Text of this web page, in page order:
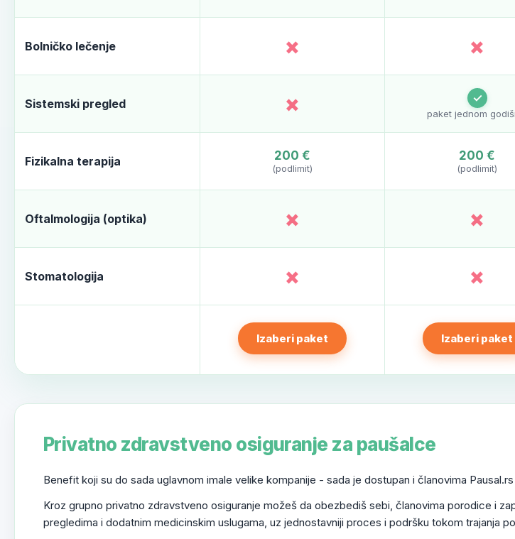
Bolničko lečenje × ×
Sistemski pregled × ✓
paket jednom
Fizikalna terapija 200 €
(podlimit)
200 €
(podlimit)
Oftalmologija (optika) × ×
Stomatologija × ×
Izaberi paket Izaberi paket
Privatno zdravstveno osiguranje za paušalce
Benefit koji su do sada uglavnom imale velike kompanije - sada je dostupan i članovima
Kroz grupno privatno zdravstveno osiguranje možeš da obezbediš sebi, članovima porodice i
pregledima i dodatnim medicinskim uslugama, uz jednostavniji proces i podršku tokom trajanja